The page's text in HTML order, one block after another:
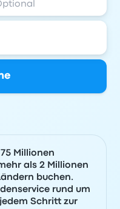
Millionen
als 2 Millionen
buchen.
rund um
Schritt zur